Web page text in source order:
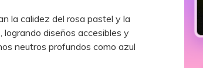
la calidez del rosa pastel y la
diseños accesibles y
neutros profundos como azul